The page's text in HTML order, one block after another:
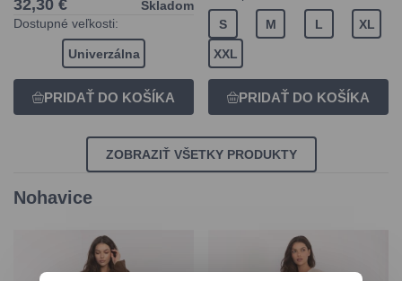
32,30 €
Skladom
Dostupné veľkosti:
Univerzálna
S M L XL
XXL
ZOBRAZIŤ VŠETKY PRODUKTY
Nohavice